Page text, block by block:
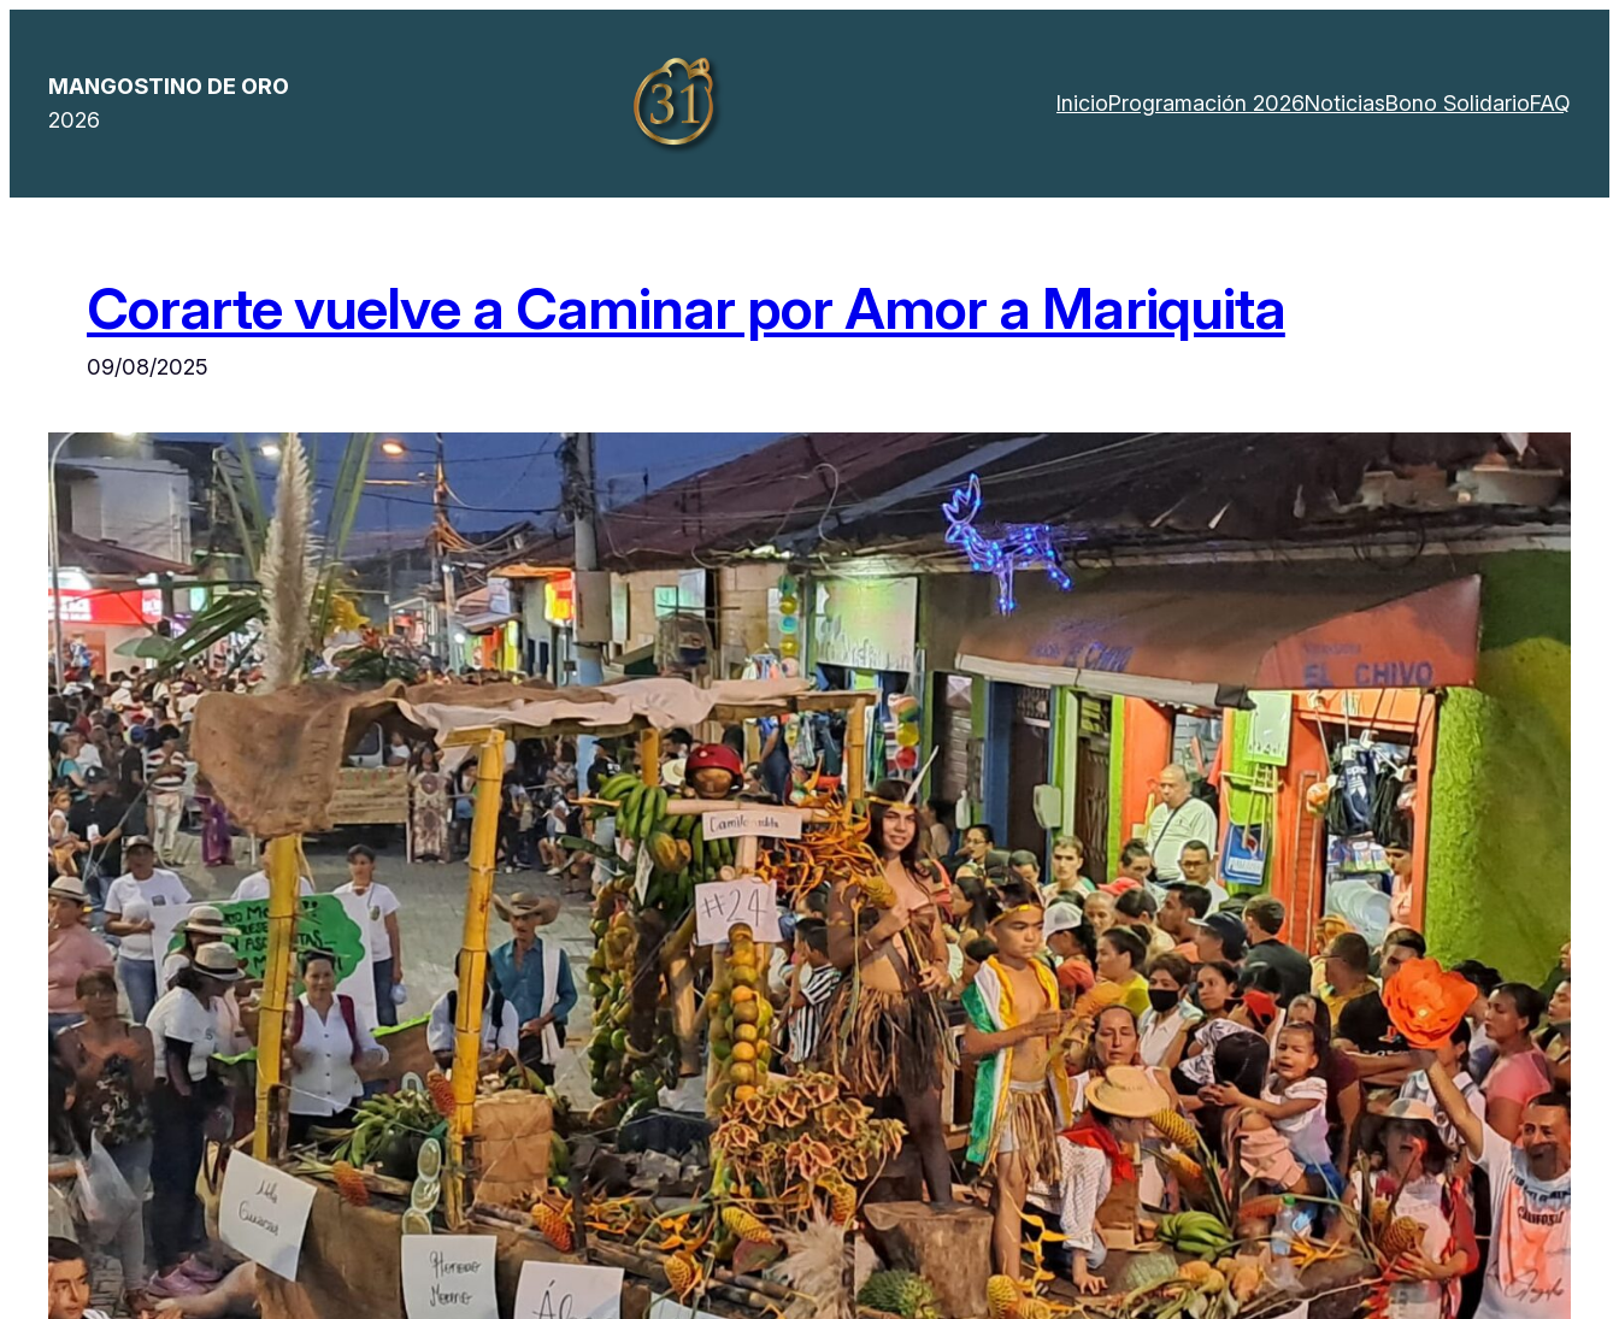
contenido
MANGOSTINO DE ORO
2026
InicioProgramación 2026NoticiasBono SolidarioFAQ
Corarte vuelve a Caminar por Amor a Mariquita
09/08/2025